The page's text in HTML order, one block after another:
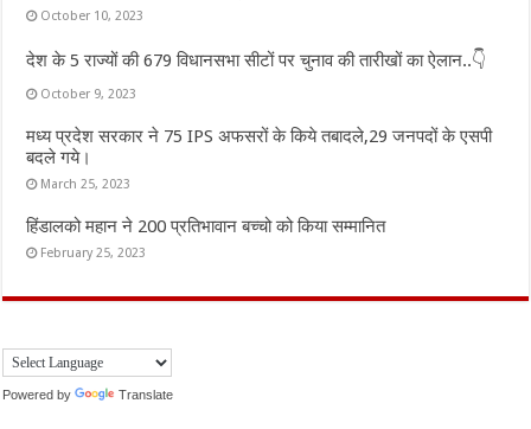
October 10, 2023
देश के 5 राज्यों की 679 विधानसभा सीटों पर चुनाव की तारीखों का ऐलान..👇
October 9, 2023
मध्य प्रदेश सरकार ने 75 IPS अफसरों के किये तबादले,29 जनपदों के एसपी
बदले गये।
March 25, 2023
हिंडालको महान ने 200 प्रतिभावान बच्चो को किया सम्मानित
February 25, 2023
Powered by Translate